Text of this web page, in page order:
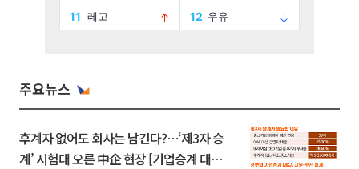
주요뉴스
후계자 없어도 회사는 남긴다?…‘제3자 승
계’ 시험대 오른 中企 현장 [기업승계 대전